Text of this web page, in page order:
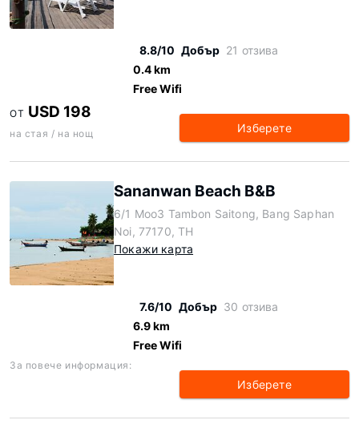
8.8/10 Добър 21 отзива
0.4 km
Free Wifi
ОТ USD 198
на стая / на нощ Изберете
Sananwan Beach B&B
6/1 Moo3 Tambon Saitong, Bang Saphan
Noi, 77170, TH
Покажи карта
7.6/10 Добър 30 отзива
6.9 km
Free Wifi
За повече информация:
Изберете